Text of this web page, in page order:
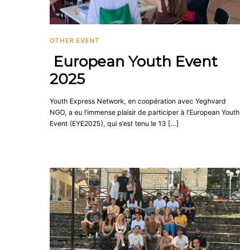
OTHER EVENT
European Youth Event
2025
Youth Express Network, en coopération avec Yeghvard
NGO, a eu l’immense plaisir de participer à l’European Youth
Event (EYE2025), qui s’est tenu le 13 […]